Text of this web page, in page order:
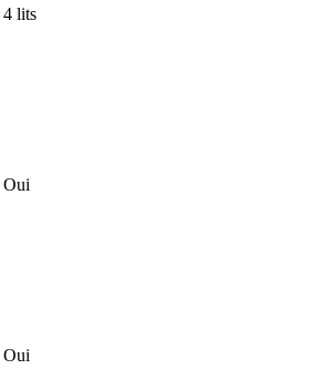
4 lits
Oui
Oui